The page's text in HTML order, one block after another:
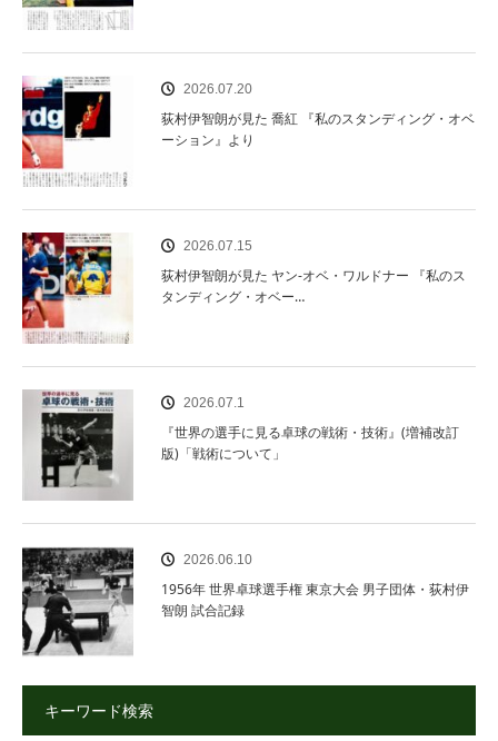
2026.07.20
荻村伊智朗が見た 喬紅 『私のスタンディング・オベ
ーション』より
2026.07.15
荻村伊智朗が見た ヤン‐オベ・ワルドナー 『私のス
タンディング・オベー…
2026.07.1
『世界の選手に見る卓球の戦術・技術』(増補改訂
版)「戦術について」
2026.06.10
1956年 世界卓球選手権 東京大会 男子団体・荻村伊
智朗 試合記録
キーワード検索